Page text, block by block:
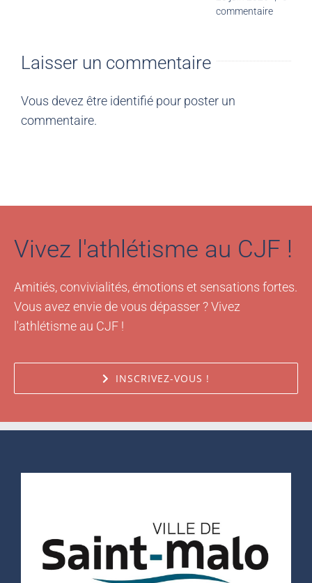
commentaire.
Vivez l'athlétisme au CJF !
Vous avez envie de vous dépasser ? Vivez
l'athlétisme au CJF !
INSCRIVEZ-VOUS !